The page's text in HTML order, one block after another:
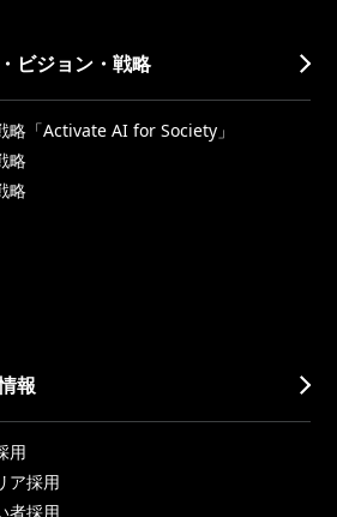
ビジョン・戦略
略「Activate AI for Society」
略
略
報
用
ア採用
者採用